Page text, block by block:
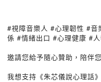
#視障音樂人 #心理韌性 #
係 #情緒出口 #心理健康 #
邀請您給予隨心贊助，陪伴
我想支持《朱芯儀說心理話》